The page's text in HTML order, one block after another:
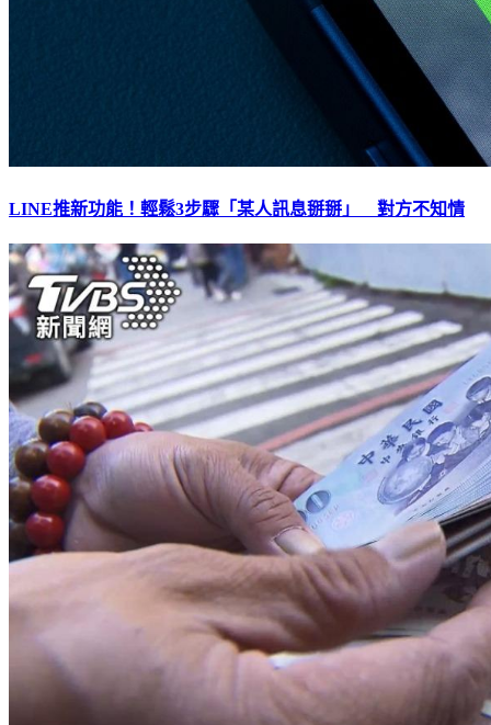
LINE推新功能！輕鬆3步驟「某人訊息掰掰」 對方不知情